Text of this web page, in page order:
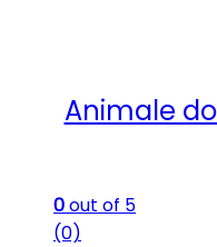
Animale
0out of 5
(0)